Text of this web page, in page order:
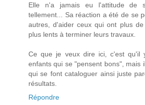
Elle n'a jamais eu l'attitude de
tellement... Sa réaction a été de se
autres, d'aider ceux qui ont plus
plus lents à terminer leurs travaux.
Ce que je veux dire ici, c'est qu'il
enfants qui se "pensent bons", mais
qui se font cataloguer ainsi juste
résultats.
Répondre